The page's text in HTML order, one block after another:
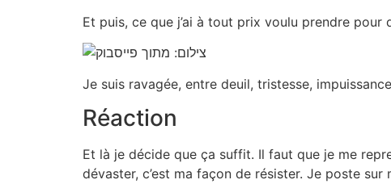
Et puis, ce que j’ai à tout prix voulu prendre
Je suis ravagée, entre deuil, tristesse,
Réaction
Et là je décide que ça suffit. Il faut que je me
dévaster, c’est ma façon de résister. Je poste sur